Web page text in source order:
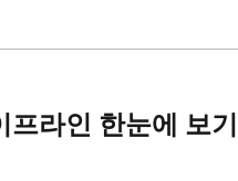
프라인 한눈에 보기